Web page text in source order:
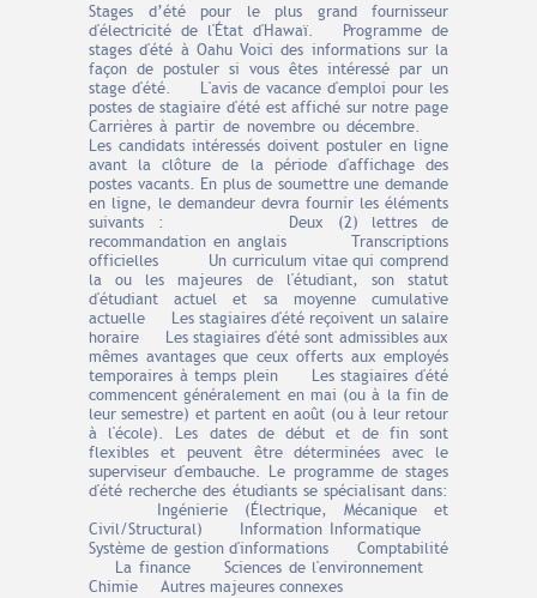
Stages d’été pour le plus grand fournisseur
d'électricité de l'État d'Hawaï. Programme de
stages d'été à Oahu Voici des informations sur la
façon de postuler si vous êtes intéressé par un
stage d'été. L'avis de vacance d'emploi pour les
postes de stagiaire d'été est affiché sur notre page
Carrières à partir de novembre ou décembre.
Les candidats intéressés doivent postuler en ligne
avant la clôture de la période d'affichage des
postes vacants. En plus de soumettre une demande
en ligne, le demandeur devra fournir les éléments
suivants : Deux (2) lettres de
recommandation en anglais Transcriptions
officielles Un curriculum vitae qui comprend
la ou les majeures de l'étudiant, son statut
d'étudiant actuel et sa moyenne cumulative
actuelle Les stagiaires d'été reçoivent un salaire
horaire Les stagiaires d'été sont admissibles aux
mêmes avantages que ceux offerts aux employés
temporaires à temps plein Les stagiaires d'été
commencent généralement en mai (ou à la fin de
leur semestre) et partent en août (ou à leur retour
à l'école). Les dates de début et de fin sont
flexibles et peuvent être déterminées avec le
superviseur d'embauche. Le programme de stages
d'été recherche des étudiants se spécialisant dans:
Ingénierie (Électrique, Mécanique et
Civil/Structural) Information Informatique
Système de gestion d'informations Comptabilité
La finance Sciences de l'environnement
Chimie Autres majeures connexes